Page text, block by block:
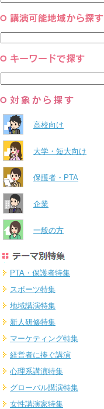
すべて
高校向け
大学・短大向け
保護者・PTA
企業
一般の方
PTA・保護者特集
スポーツ特集
地域講演特集
新人研修特集
マーケティング特集
経営者に捧ぐ講演
心理系講演特集
グローバル講演特集
女性講演家特集